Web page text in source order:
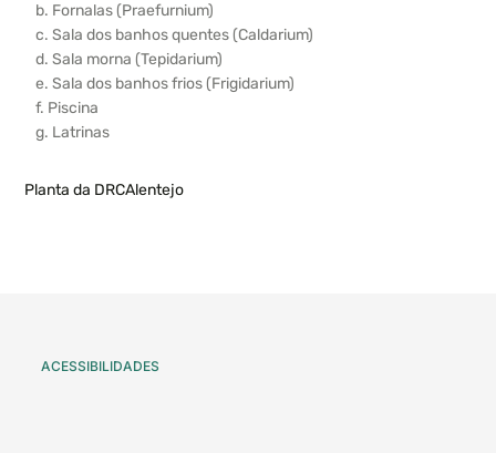
b. Fornalas (Praefurnium)
c. Sala dos banhos quentes (Caldarium)
d. Sala morna (Tepidarium)
e. Sala dos banhos frios (Frigidarium)
f. Piscina
g. Latrinas
Planta da DRCAlentejo
ACESSIBILIDADES